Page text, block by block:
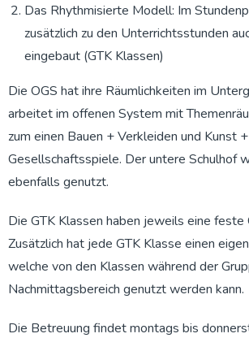
Das Rhythmisierte Modell: Im
zusätzlich zu den Unterrichtsstunden
eingebaut (GTK Klassen)
Die OGS hat ihre Räumlichkeiten im
arbeitet im offenen System mit
zum einen Bauen + Verkleiden und Kunst +
Gesellschaftsspiele. Der untere Schulhof
ebenfalls genutzt.
Die GTK Klassen haben jeweils eine feste
Zusätzlich hat jede GTK Klasse einen
welche von den Klassen während der
Nachmittagsbereich genutzt werden kann.
Die Betreuung findet montags bis